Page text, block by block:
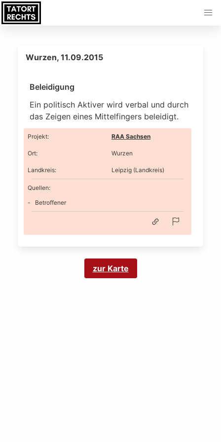
Wurzen, 11.09.2015
Beleidigung
Ein politisch Aktiver wird verbal und durch
das Zeigen eines Mittelfingers beleidigt.
Projekt: RAA Sachsen
Ort: Wurzen
Landkreis: Leipzig (Landkreis)
Quellen:
Betroffener
zur Karte